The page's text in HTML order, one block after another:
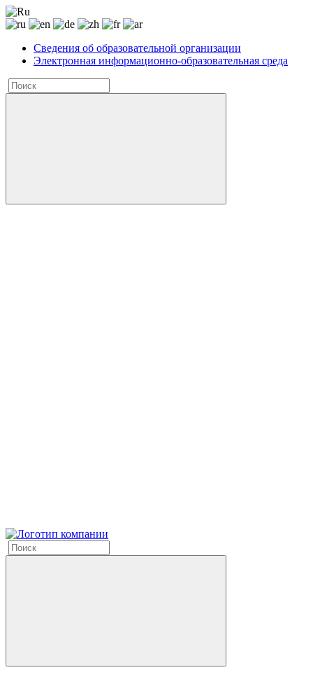
Сведения об образовательной организации
Электронная информационно-образовательная среда